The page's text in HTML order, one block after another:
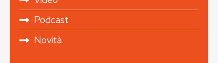
Podcast
Novità